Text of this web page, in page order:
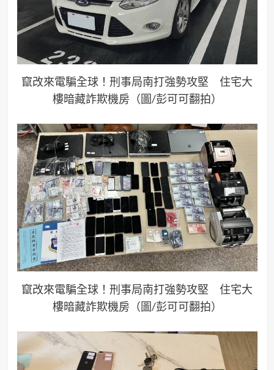
竄改來電騙全球！刑事局南打強勢攻堅 住宅大
樓暗藏詐欺機房（圖/彭可可翻拍）
竄改來電騙全球！刑事局南打強勢攻堅 住宅大
樓暗藏詐欺機房（圖/彭可可翻拍）